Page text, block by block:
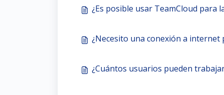
¿Es posible usar TeamCloud para
¿Necesito una conexión a
¿Cuántos usuarios pueden